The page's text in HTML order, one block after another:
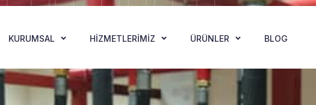
KURUMSAL HIZMETLERIMIZ ÜRÜNLER BLOG